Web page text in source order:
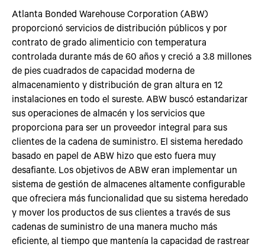
Atlanta Bonded Warehouse Corporation (ABW)
proporcionó servicios de distribución públicos y por
contrato de grado alimenticio con temperatura
controlada durante más de 60 años y creció a 3.8 millones
de pies cuadrados de capacidad moderna de
almacenamiento y distribución de gran altura en 12
instalaciones en todo el sureste. ABW buscó estandarizar
sus operaciones de almacén y los servicios que
proporciona para ser un proveedor integral para sus
clientes de la cadena de suministro. El sistema heredado
basado en papel de ABW hizo que esto fuera muy
desafiante. Los objetivos de ABW eran implementar un
sistema de gestión de almacenes altamente configurable
que ofreciera más funcionalidad que su sistema heredado
y mover los productos de sus clientes a través de sus
cadenas de suministro de una manera mucho más
eficiente, al tiempo que mantenía la capacidad de rastrear